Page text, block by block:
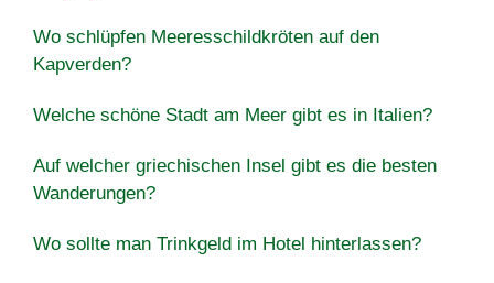
Wo schlüpfen Meeresschildkröten auf den
Kapverden?
Welche schöne Stadt am Meer gibt es in Italien?
Auf welcher griechischen Insel gibt es die besten
Wanderungen?
Wo sollte man Trinkgeld im Hotel hinterlassen?